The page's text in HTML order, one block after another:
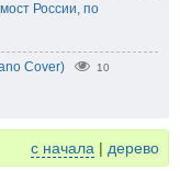
России, по
Cover) 10
с начала | дерево